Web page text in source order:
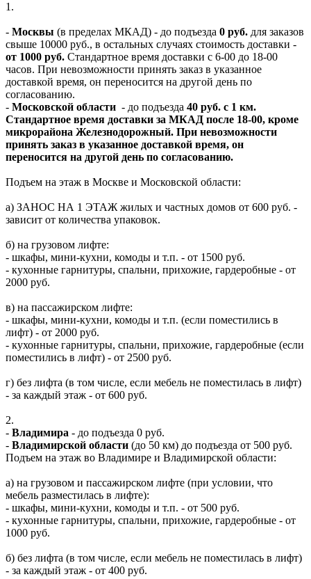
1.
- Москвы (в пределах МКАД) - до подъезда 0 руб. для заказов
свыше 10000 руб., в остальных случаях стоимость доставки -
от 1000 руб. Стандартное время доставки с 6-00 до 18-00
часов. При невозможности принять заказ в указанное
доставкой время, он переносится на другой день по
согласованию.
- Московской области - до подъезда 40 руб. с 1 км.
Стандартное время доставки за МКАД после 18-00, кроме
микрорайона Железнодорожный. При невозможности
принять заказ в указанное доставкой время, он
переносится на другой день по согласованию.
Подъем на этаж в Москве и Московской области:
а) ЗАНОС НА 1 ЭТАЖ жилых и частных домов от 600 руб. -
зависит от количества упаковок.
б) на грузовом лифте:
- шкафы, мини-кухни, комоды и т.п. - от 1500 руб.
- кухонные гарнитуры, спальни, прихожие, гардеробные - от
2000 руб.
в) на пассажирском лифте:
- шкафы, мини-кухни, комоды и т.п. (если поместились в
лифт) - от 2000 руб.
- кухонные гарнитуры, спальни, прихожие, гардеробные (если
поместились в лифт) - от 2500 руб.
г) без лифта (в том числе, если мебель не поместилась в лифт)
- за каждый этаж - от 600 руб.
2.
- Владимира - до подъезда 0 руб.
- Владимирской области (до 50 км) до подъезда от 500 руб.
Подъем на этаж во Владимире и Владимирской области:
а) на грузовом и пассажирском лифте (при условии, что
мебель разместилась в лифте):
- шкафы, мини-кухни, комоды и т.п. - от 500 руб.
- кухонные гарнитуры, спальни, прихожие, гардеробные - от
1000 руб.
б) без лифта (в том числе, если мебель не поместилась в лифт)
- за каждый этаж - от 400 руб.